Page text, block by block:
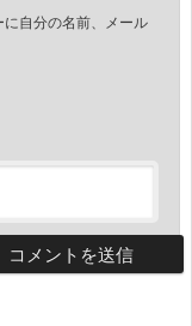
自分の名前、メール